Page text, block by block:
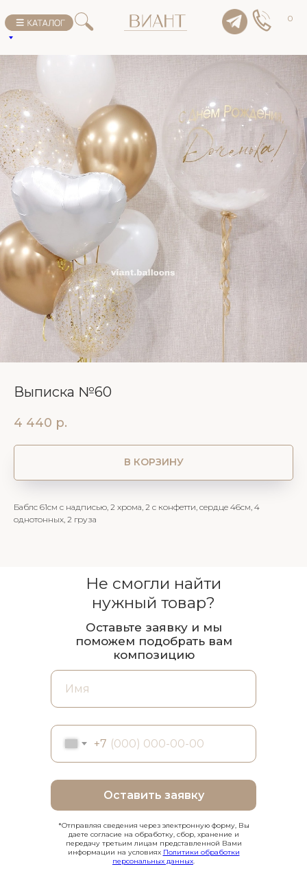
0
Выписка №60
4 440 р.
В КОРЗИНУ
Баблс 61см с надписью, 2 хрома, 2 с конфетти, сердце 46см, 4
однотонных, 2 груза
+7
Оставить заявку
Не смогли найти
нужный товар?
Оставьте заявку и мы
поможем подобрать вам
композицию
*Отправляя сведения через электронную форму, Вы
даете согласие на обработку, сбор, хранение и
передачу третьим лицам представленной Вами
информации на условиях Политики обработки
персональных данных.